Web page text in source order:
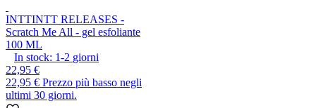
INTTINTT RELEASES -
Scratch Me All - gel esfoliante
100 ML
In stock: 1-2 giorni
22,95 €
22,95 € Prezzo più basso negli
ultimi 30 giorni.